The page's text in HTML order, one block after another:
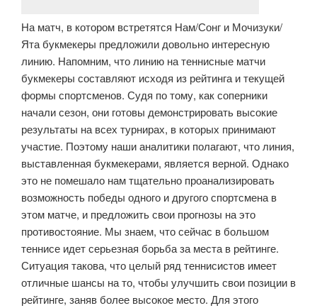
На матч, в котором встретятся Нам/Сонг и Мочизуки/
Ята букмекеры предложили довольно интересную
линию. Напомним, что линию на теннисные матчи
букмекеры составляют исходя из рейтинга и текущей
формы спортсменов. Судя по тому, как соперники
начали сезон, они готовы демонстрировать высокие
результаты на всех турнирах, в которых принимают
участие. Поэтому наши аналитики полагают, что линия,
выставленная букмекерами, является верной. Однако
это не помешало нам тщательно проанализировать
возможность победы одного и другого спортсмена в
этом матче, и предложить свои прогнозы на это
противостояние. Мы знаем, что сейчас в большом
теннисе идет серьезная борьба за места в рейтинге.
Ситуация такова, что целый ряд теннисистов имеет
отличные шансы на то, чтобы улучшить свои позиции в
рейтинге, заняв более высокое место. Для этого